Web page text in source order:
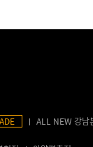
ALL NEW 강남